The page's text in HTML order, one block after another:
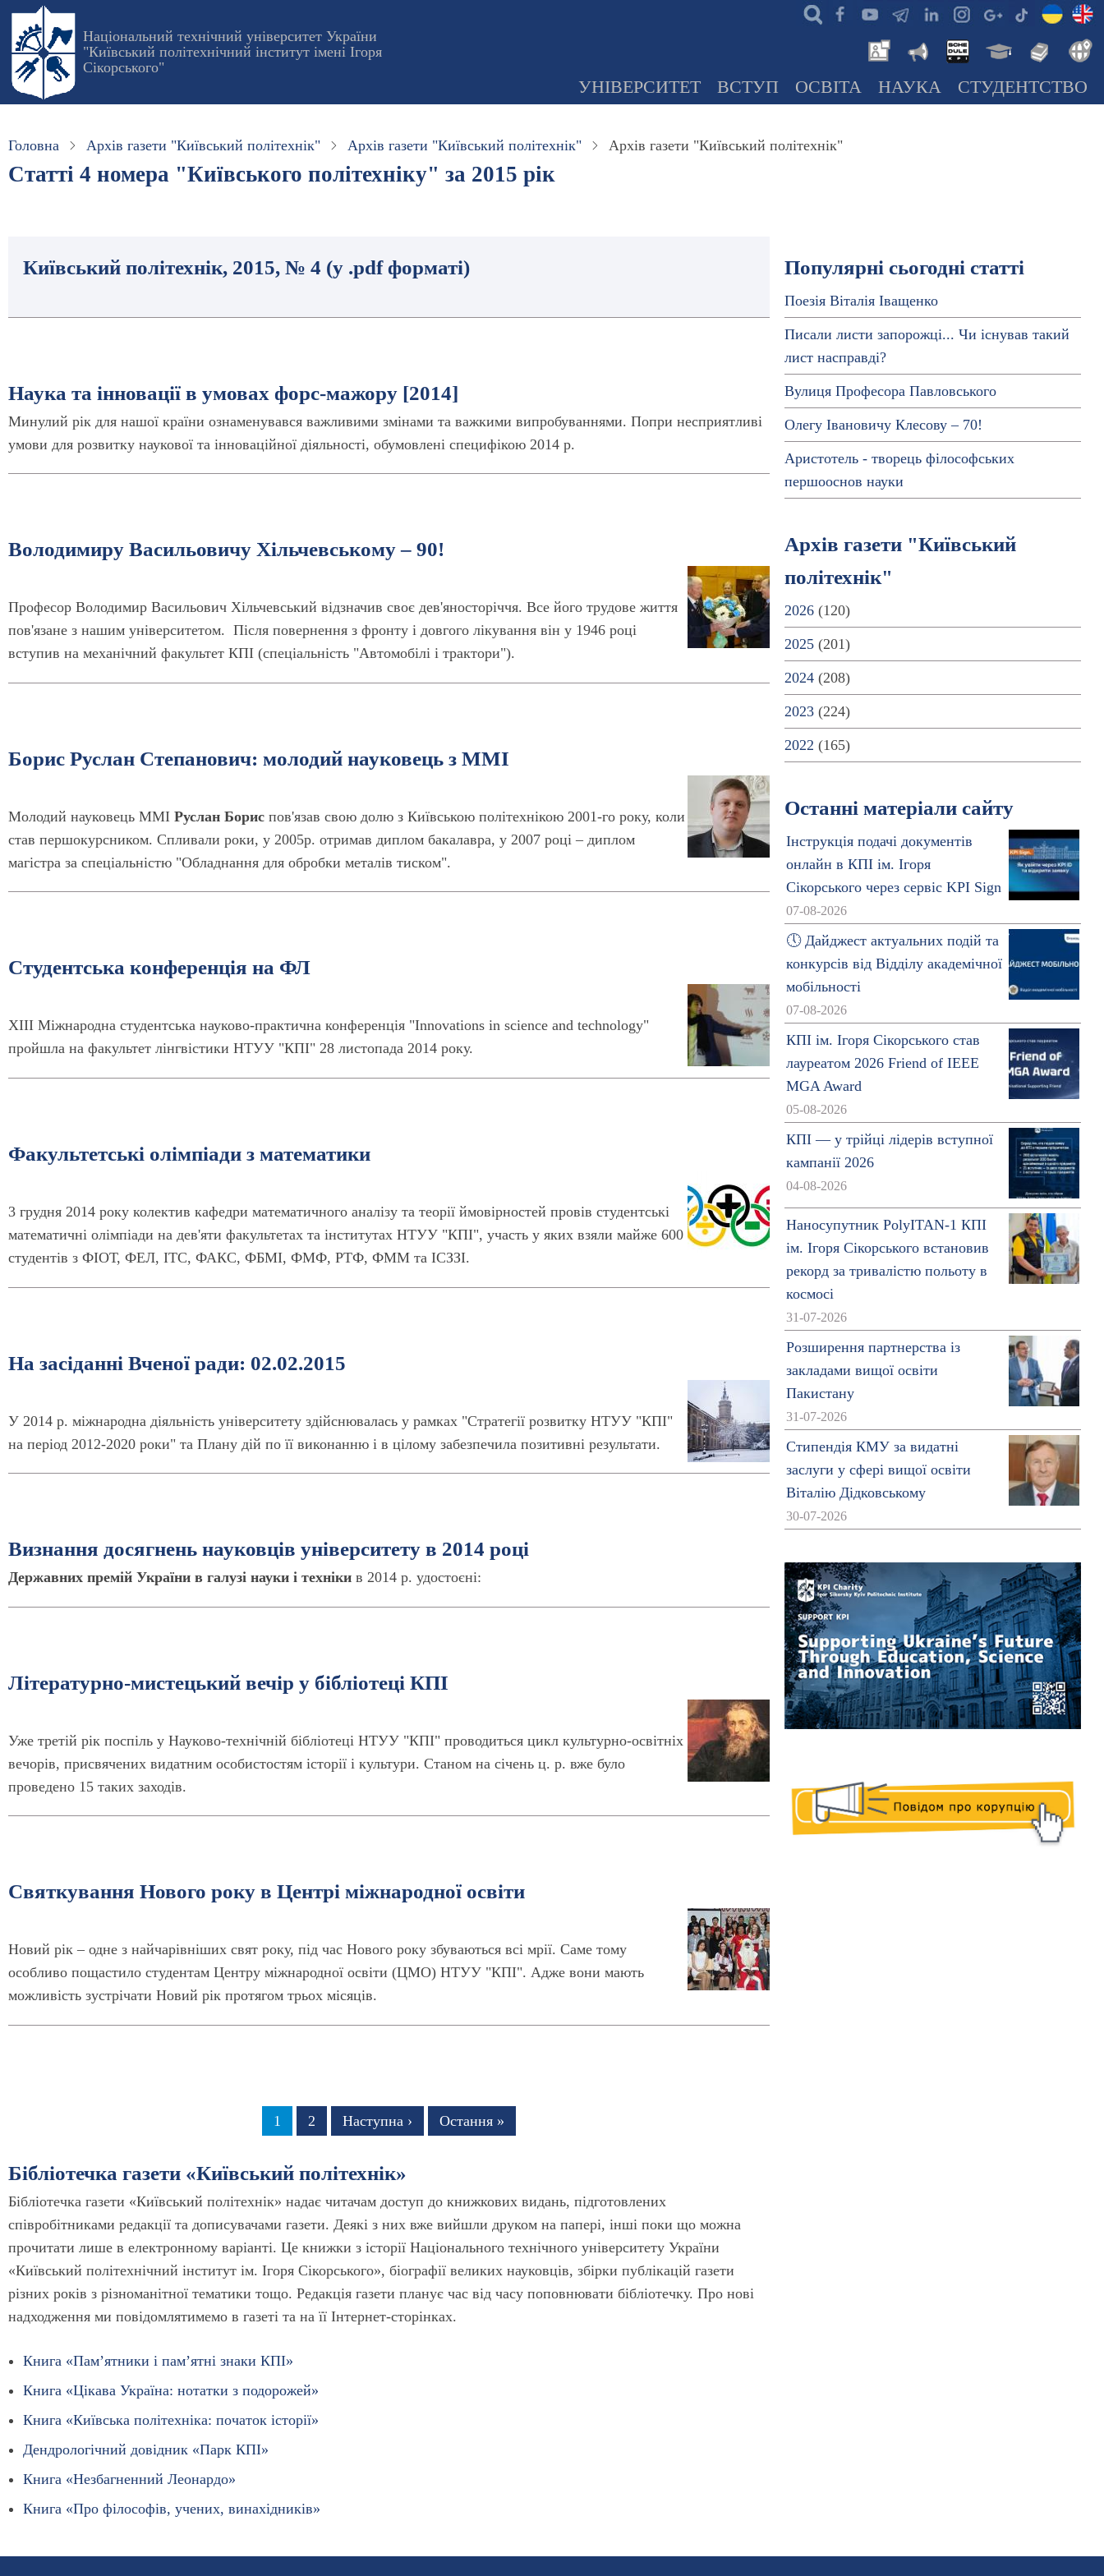
Перейти
основного
вмісту
Національний технічний університет України
"Київський політехнічний інститут імені Ігоря
Сікорського"
УНІВЕРСИТЕТ ВСТУП ОСВІТА НАУКА СТУДЕНТСТВО
Головна Архів газети "Київський політехнік" Архів газети "Київський політехнік" Архів газети "Київський політехнік"
Статті 4 номера "Київського політехніку" за 2015 рік
Київський політехнік, 2015, № 4 (у .pdf форматі)
Наука та інновації в умовах форс-мажору [2014]
Минулий рік для нашої країни ознаменувався важливими змінами та важкими випробуваннями. Попри несприятливі
умови для розвитку наукової та інноваційної діяльності, обумовлені специфікою 2014 р.
Володимиру Васильовичу Хільчевському – 90!
Професор Володимир Васильович Хільчевський відзначив своє дев'яносторіччя. Все його трудове життя
пов'язане з нашим університетом. Після повернення з фронту і довгого лікування він у 1946 році
вступив на механічний факультет КПІ (спеціальність "Автомобілі і трактори").
Борис Руслан Степанович: молодий науковець з ММІ
Молодий науковець ММІ Руслан Борис пов'язав свою долю з Київською політехнікою 2001-го року, коли
став першокурсником. Спливали роки, у 2005р. отримав диплом бакалавра, у 2007 році – диплом
магістра за спеціальністю "Обладнання для обробки металів тиском".
Cтудентська конференція на ФЛ
XIII Міжнародна студентська науково-практична конференція "Innovations in science and technology"
пройшла на факультет лінгвістики НТУУ "КПІ" 28 листопада 2014 року.
Факультетські олімпіади з математики
3 грудня 2014 року колектив кафедри математичного аналізу та теорії ймовірностей провів студентські
математичні олімпіади на дев'яти факультетах та інститутах НТУУ "КПІ", участь у яких взяли майже 600
студентів з ФІОТ, ФЕЛ, ІТС, ФАКС, ФБМІ, ФМФ, РТФ, ФММ та ІСЗЗІ.
На засіданні Вченої ради: 02.02.2015
У 2014 р. міжнародна діяльність університету здійснювалась у рамках "Стратегії розвитку НТУУ "КПІ"
на період 2012-2020 роки" та Плану дій по її виконанню і в цілому забезпечила позитивні результати.
Визнання досягнень науковців університету в 2014 році
Державних премій України в галузі науки і техніки в 2014 р. удостоєні:
Літературно-мистецький вечір у бібліотеці КПІ
Уже третій рік поспіль у Науково-технічній бібліотеці НТУУ "КПІ" проводиться цикл культурно-освітніх
вечорів, присвячених видатним особистостям історії і культури. Станом на січень ц. р. вже було
проведено 15 таких заходів.
Святкування Нового року в Центрі міжнародної освіти
Новий рік – одне з найчарівніших свят року, під час Нового року збуваються всі мрії. Саме тому
особливо пощастило студентам Центру міжнародної освіти (ЦМО) НТУУ "КПІ". Адже вони мають
можливість зуст­річати Новий рік протягом трьох місяців.
Сторінка
1 Сторінка
2
Наступна
Наступна ›
Остання
Остання »
Бібліотечка газети «Київський політехнік»
Бібліотечка газети «Київський політехнік» надає читачам доступ до книжкових видань, підготовлених
співробітниками редакції та дописувачами газети. Деякі з них вже вийшли друком на папері, інші поки що можна
прочитати лише в електронному варіанті. Це книжки з історії Національного технічного університету України
«Київський політехнічний інститут ім. Ігоря Сікорського», біографії великих науковців, збірки публікацій газети
різних років з різноманітної тематики тощо. Редакція газети планує час від часу поповнювати бібліотечку. Про нові
надходження ми повідомлятимемо в газеті та на її Інтернет-сторінках.
Книга «Пам’ятники і пам’ятні знаки КПІ»
Книга «Цікава Україна: нотатки з подорожей»
Книга «Київська політехніка: початок історії»
Дендрологічний довідник «Парк КПІ»
Книга «Незбагненний Леонардо»
Книга «Про філософів, учених, винахідників»
Популярні сьогодні статті
Поезія Віталія Іващенко
Писали листи запорожці... Чи існував такий
лист насправді?
Вулиця Професора Павловського
Олегу Івановичу Клесову – 70!
Аристотель - творець філософських
першооснов науки
Архів газети "Київський
політехнік"
2026(120)
2025(201)
2024(208)
2023(224)
2022 (165)
Останні матеріали сайту
Інструкція подачі документів
онлайн в КПІ ім. Ігоря
Сікорського через сервіс KPI Sign
07-08-2026
🕔 Дайджест актуальних подій та
конкурсів від Відділу академічної
мобільності
07-08-2026
КПІ ім. Ігоря Сікорського став
лауреатом 2026 Friend of IEEE
MGA Award
05-08-2026
КПІ — у трійці лідерів вступної
кампанії 2026
04-08-2026
Наносупутник PolyITAN-1 КПІ
ім. Ігоря Сікорського встановив
рекорд за тривалістю польоту в
космосі
31-07-2026
Розширення партнерства із
закладами вищої освіти
Пакистану
31-07-2026
Стипендія КМУ за видатні
заслуги у сфері вищої освіти
Віталію Дідковському
30-07-2026